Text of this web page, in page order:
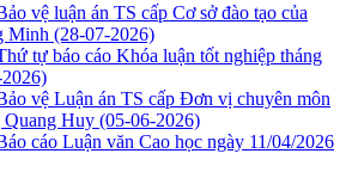
vệ luận án TS cấp Cơ sở đào tạo của
Minh (28-07-2026)
tự báo cáo Khóa luận tốt nghiệp tháng
vệ Luận án TS cấp Đơn vị chuyên môn
Huy (05-06-2026)
cáo Luận văn Cao học ngày 11/04/2026